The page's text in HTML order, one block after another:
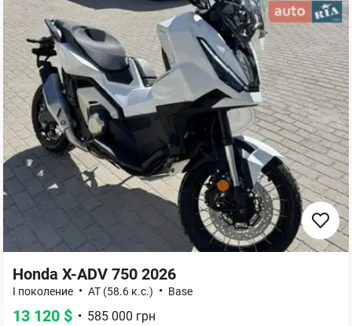
Honda X-ADV 750 2026
І поколение • AT (58.6 к.с.) • Base
13 120 $ • 585 000 грн